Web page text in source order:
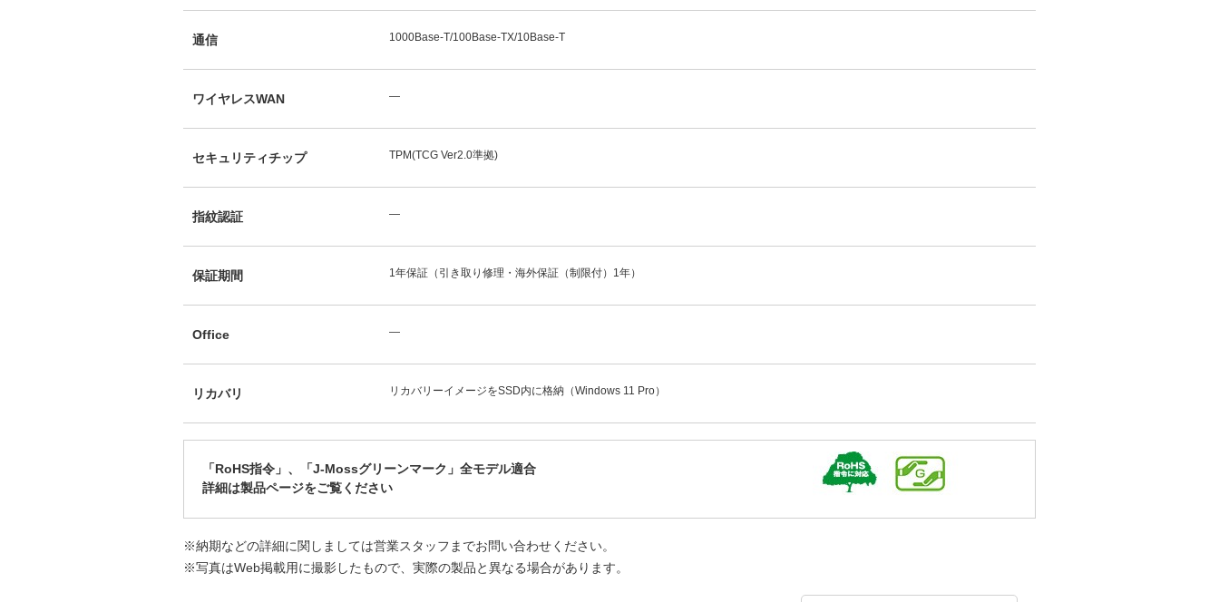
通信 1000Base-T/100Base-TX/10Base-T
ワイヤレスWAN ―
セキュリティチップ TPM(TCG Ver2.0準拠)
指紋認証 ―
保証期間 1年保証（引き取り修理・海外保証（制限付）1年）
Office ―
リカバリ リカバリーイメージをSSD内に格納（Windows 11 Pro）
「RoHS指令」、「J-Mossグリーンマーク」全モデル適合
詳細は製品ページをご覧ください
※納期などの詳細に関しましては営業スタッフまでお問い合わせください。
※写真はWeb掲載用に撮影したもので、実際の製品と異なる場合があります。